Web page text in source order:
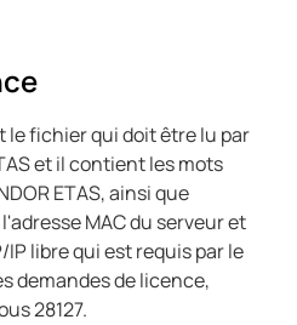
le fichier qui doit être lu par
et il contient les mots
ETAS, ainsi que
MAC du serveur et
libre qui est requis par le
demandes de licence,
28127.